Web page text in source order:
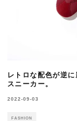
レトロな配色が逆
スニーカー。
2022-09-03
FASHION